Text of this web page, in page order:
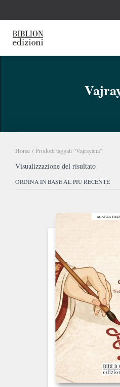
Home / Prodotti taggati “Vajrayāna”
Visualizzazione del risultato